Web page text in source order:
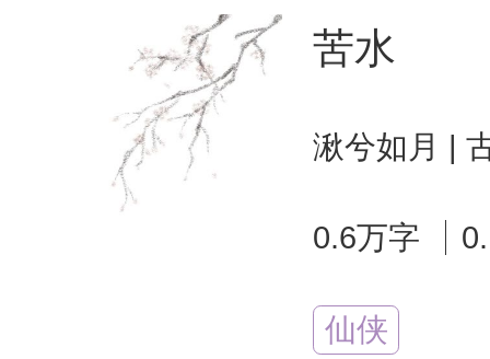
苦水
湫兮如月 |
0.6万字
仙侠